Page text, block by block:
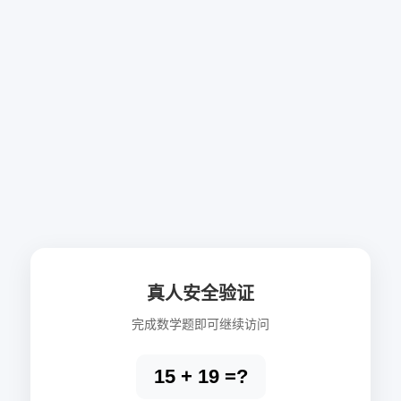
真人安全验证
完成数学题即可继续访问
15 + 19 =?